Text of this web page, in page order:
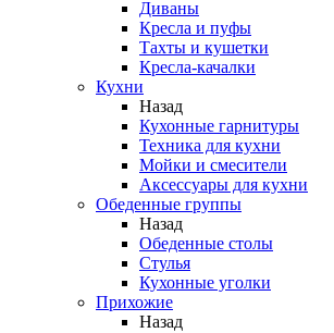
Диваны
Кресла и пуфы
Тахты и кушетки
Кресла-качалки
Кухни
Назад
Кухонные гарнитуры
Техника для кухни
Мойки и смесители
Аксессуары для кухни
Обеденные группы
Назад
Обеденные столы
Стулья
Кухонные уголки
Прихожие
Назад